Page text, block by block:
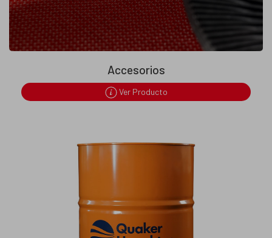
Accesorios
Ver Producto